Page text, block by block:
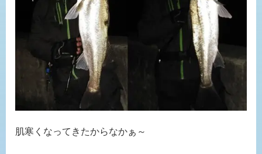
肌寒くなってきたからなかぁ～